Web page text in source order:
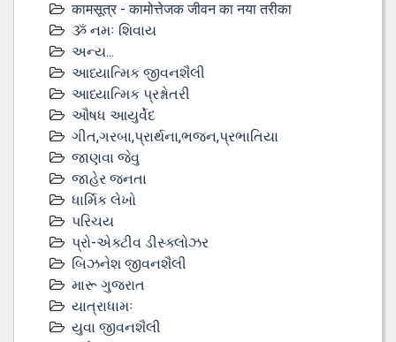
कामसूत्र - कामोत्तेजक जीवन का नया तरीका
ૐ નમઃ શિવાય
અન્ય...
આધ્યાત્મિક જીવનશૈલી
આધ્યાત્મિક પ્રશ્નોતરી
ઔષધ આયુર્વેદ
ગીત,ગરબા,પ્રાર્થના,ભજન,પ્રભાતિયા
જાણવા જેવુ
જાહેર જનતા
ધાર્મિક લેખો
પરિચય
પ્રો-એક્ટીવ ડીસ્‍ક્લોઝર
બિઝનેશ જીવનશૈલી
મારૂ ગુજરાત
યાત્રાધામઃ
યુવા જીવનશૈલી